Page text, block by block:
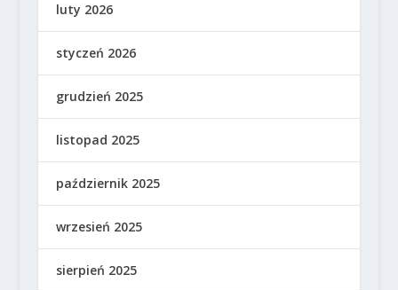
luty 2026
styczeń 2026
grudzień 2025
listopad 2025
październik 2025
wrzesień 2025
sierpień 2025